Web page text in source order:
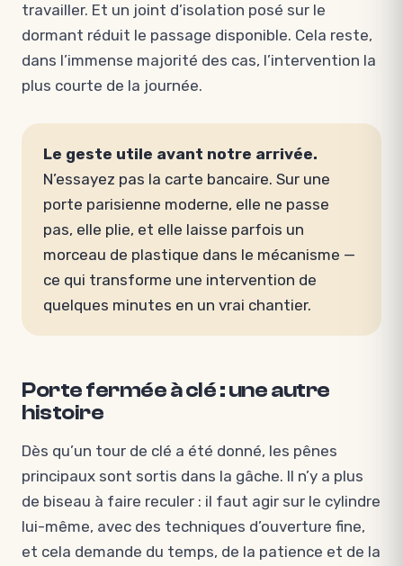
travailler. Et un joint d’isolation posé sur le
dormant réduit le passage disponible. Cela reste,
dans l’immense majorité des cas, l’intervention la
plus courte de la journée.
Le geste utile avant notre arrivée.
N’essayez pas la carte bancaire. Sur une
porte parisienne moderne, elle ne passe
pas, elle plie, et elle laisse parfois un
morceau de plastique dans le mécanisme —
ce qui transforme une intervention de
quelques minutes en un vrai chantier.
Porte fermée à clé : une autre
histoire
Dès qu’un tour de clé a été donné, les pênes
principaux sont sortis dans la gâche. Il n’y a plus
de biseau à faire reculer : il faut agir sur le cylindre
lui-même, avec des techniques d’ouverture fine,
et cela demande du temps, de la patience et de la